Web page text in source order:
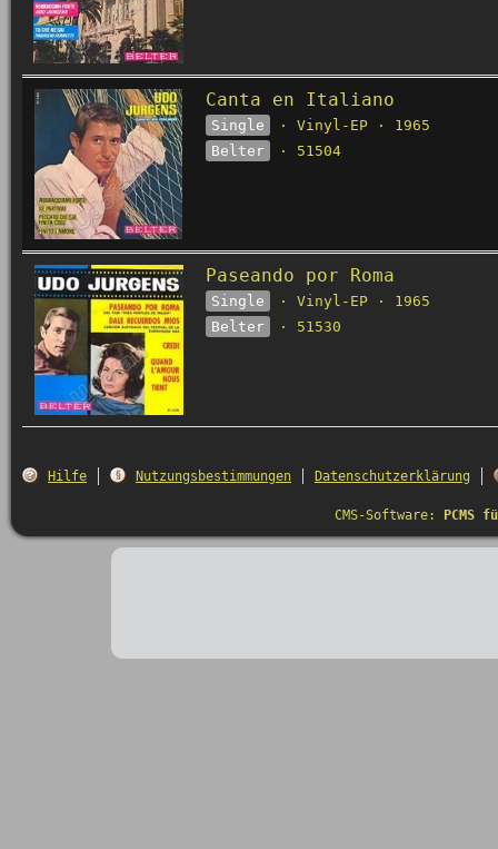
Canta en Italiano
Single
· Vinyl-EP · 1965
Belter
· 51504
Paseando por Roma
Single
· Vinyl-EP · 1965
Belter
· 51530
Hilfe Nutzungsbestimmungen Datenschutzerklärung
CMS-Software: PCMS